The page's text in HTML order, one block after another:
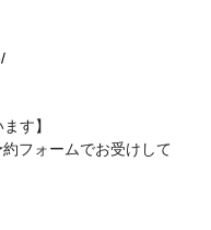
す】
フォームでお受けして